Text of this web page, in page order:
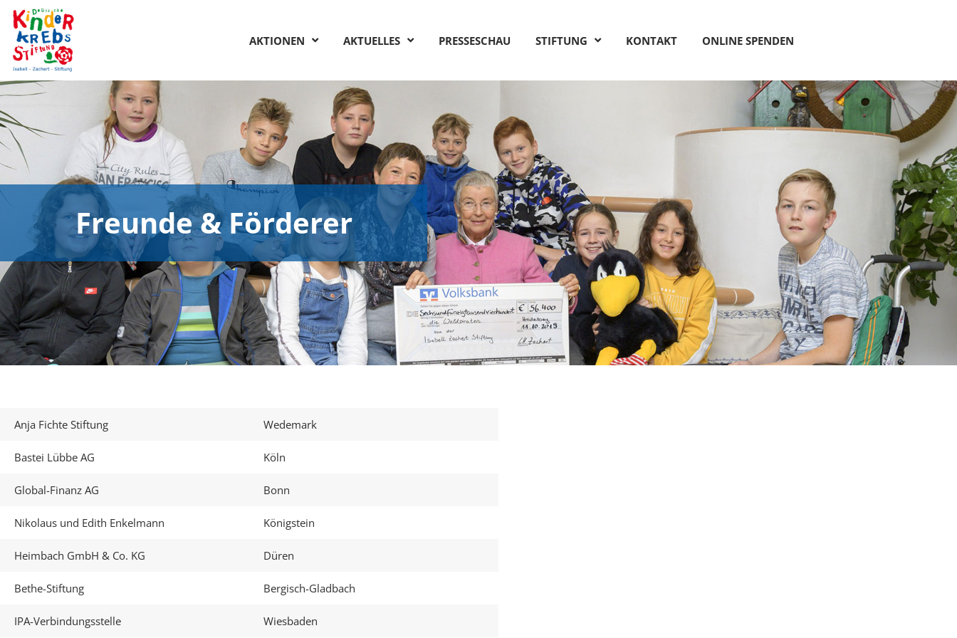
AKTIONEN AKTUELLES PRESSESCHAU STIFTUNG KONTAKT ONLINE SPENDEN
Freunde & Förderer
Anja Fichte Stiftung Wedemark
Bastei Lübbe AG Köln
Global-Finanz AG Bonn
Nikolaus und Edith Enkelmann Königstein
Heimbach GmbH & Co. KG Düren
Bethe-Stiftung Bergisch-Gladbach
IPA-Verbindungsstelle Wiesbaden